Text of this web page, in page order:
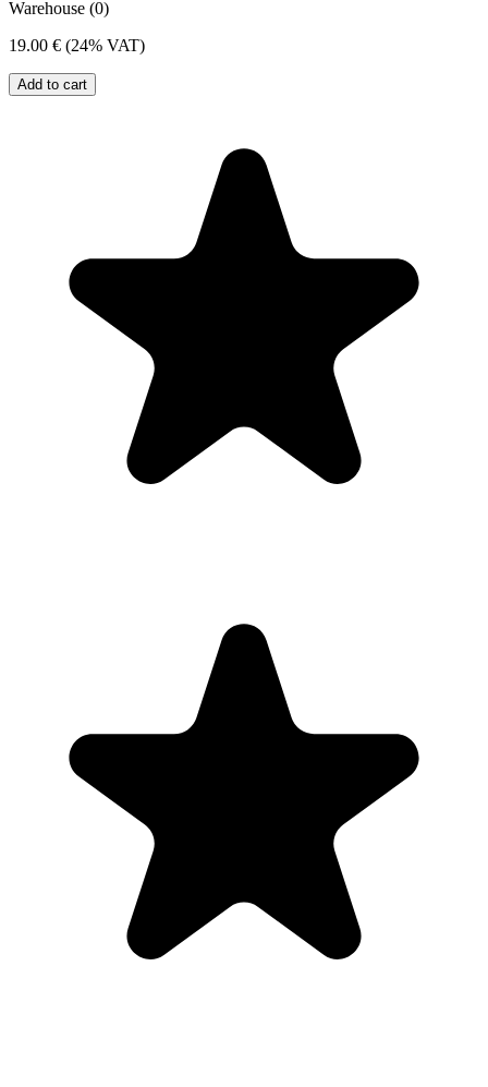
Warehouse (0)
19.00 € (24% VAT)
Add to cart